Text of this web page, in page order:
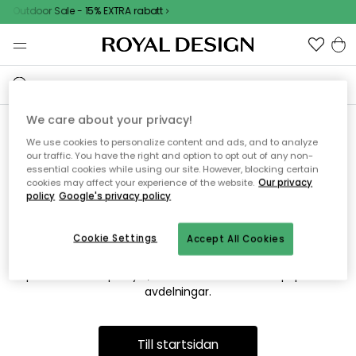
Outdoor Sale - 15% EXTRA rabatt
Vi hittar tyvärr inte sidan du
söker
Detta kan bero på att sidan inte längre finns eller att den har
flyttats. Vi ber om ursäkt för besväret. I menyn ovan kan du
prova att söka på nytt, eller besöka en av våra populära
avdelningar.
Till startsidan
We care about your privacy!
We use cookies to personalize content and ads, and to analyze
our traffic. You have the right and option to opt out of any non-
essential cookies while using our site. However, blocking certain
cookies may affect your experience of the website. Our privacy
policy Google's privacy policy
Accept All Cookies
Cookie Settings